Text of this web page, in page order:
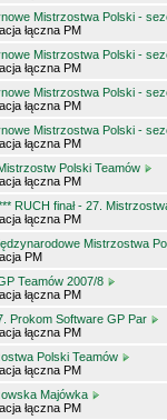
Mistrzostwa Polski -
łączna PM
Mistrzostwa Polski -
łączna PM
Mistrzostwa Polski -
łączna PM
Mistrzostwa Polski -
łączna PM
Polski Teamów
łączna PM
RUCH finał - 27.
łączna PM
Mistrzostwa
PM
Teamów 2007/8
łączna PM
Prokom Software GP Par
łączna PM
Polski Teamów
łączna PM
Majówka
łączna PM